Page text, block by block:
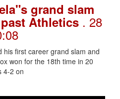
grand slam
Athletics . 28
his first career grand slam and
won for the 18th time in 20
4-2 on